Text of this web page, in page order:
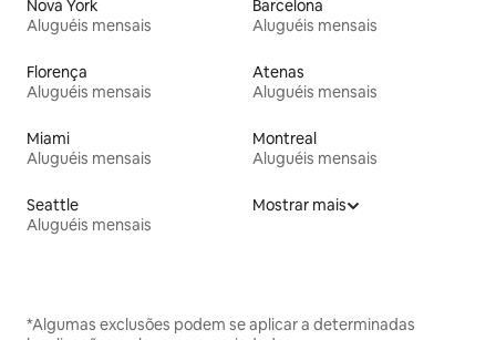
Nova York
Aluguéis mensais
Barcelona
Aluguéis mensais
Florença
Aluguéis mensais
Atenas
Aluguéis mensais
Miami
Aluguéis mensais
Montreal
Aluguéis mensais
Seattle
Aluguéis mensais
Mostrar mais
*Algumas exclusões podem se aplicar a determinadas